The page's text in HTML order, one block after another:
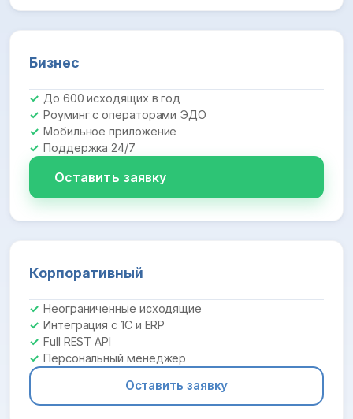
Бизнес
До 600 исходящих в год
Роуминг с операторами ЭДО
Мобильное приложение
Поддержка 24/7
Оставить заявку
Корпоративный
Неограниченные исходящие
Интеграция с 1С и ERP
Full REST API
Персональный менеджер
Оставить заявку